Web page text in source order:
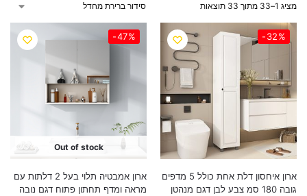
מציג 1–33 מתוך 33 תוצאות
-32%
ארון איחסון דלת אחת כולל 5 מדפים
גובה 180 סמ צבע לבן דגם מנהטן
-47%
Out of stock
ארון אמבטיה תלוי בעל 2 דלתות עם
מראה ומדף תחתון פתוח דגם נובה